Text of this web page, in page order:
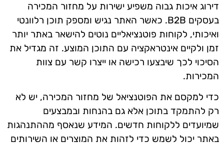
דירוג איכות גבוה משפיע ישירות על מחזור המכירה
בעסקים B2B. כאשר האתר נגיש ומספק תוכן רלוונטי
ואיכותי, לקוחות פוטנציאליים נוטים להישאר באתר יותר
זמן ולקיים אינטראקציה עם התוכן המוצע. זה מגדיל את
הסיכוי לכך שיבצעו רכישה או ייצרו קשר עם צוות
המכירות.
כדי למקסם את הפוטנציאל של מחזור המכירה, יש לא
רק להתמקד בתוכן אלא גם בהנחות ובמבצעים
שמיועדים ללקוחות חדשים. המידע שנאסף מההתנהגות
באתר יכול לשמש כדי לזהות את המוצרים או השירותים